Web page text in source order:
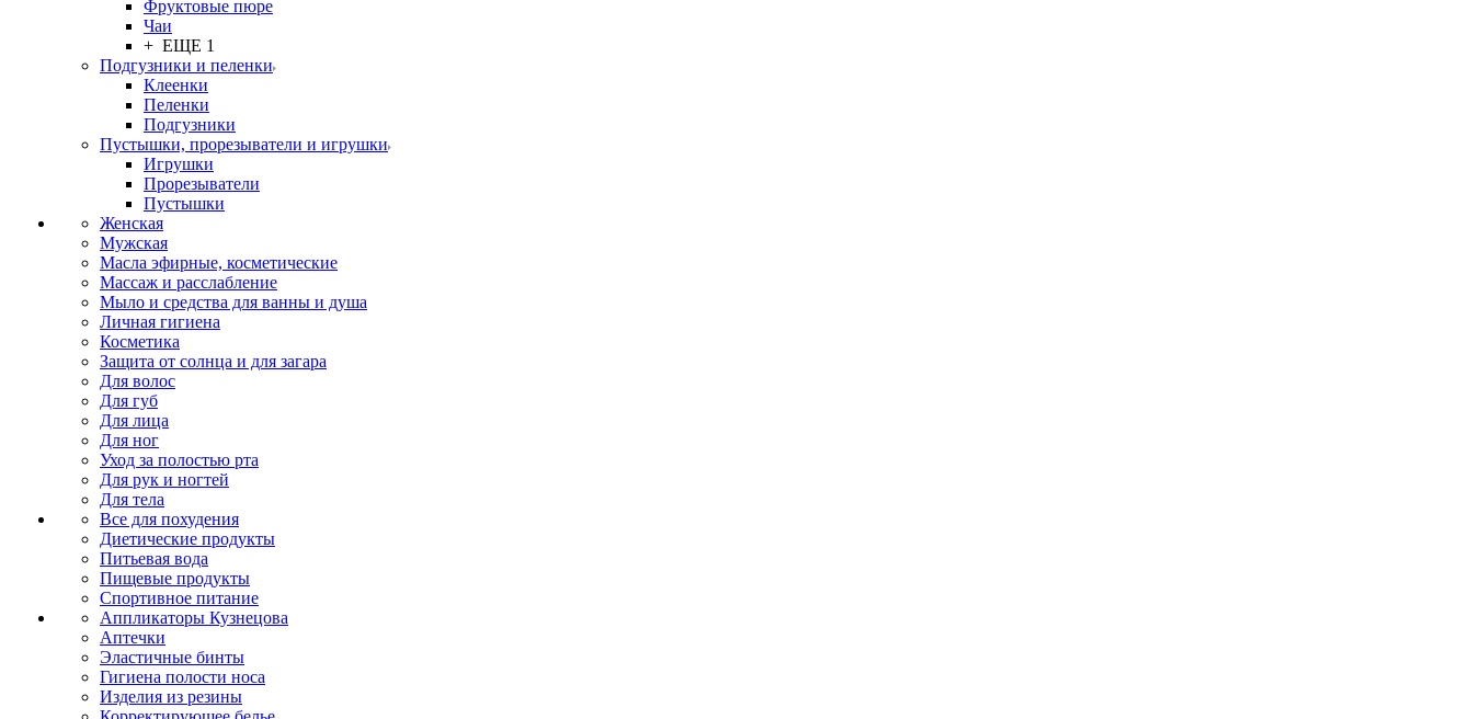
Фруктовые пюре
Чаи
+ ЕЩЕ 1
Подгузники и пеленки
Клеенки
Пеленки
Подгузники
Пустышки, прорезыватели и игрушки
Игрушки
Прорезыватели
Пустышки
Женская
Мужская
Масла эфирные, косметические
Массаж и расслабление
Мыло и средства для ванны и душа
Личная гигиена
Косметика
Защита от солнца и для загара
Для волос
Для губ
Для лица
Для ног
Уход за полостью рта
Для рук и ногтей
Для тела
Все для похудения
Диетические продукты
Питьевая вода
Пищевые продукты
Спортивное питание
Аппликаторы Кузнецова
Аптечки
Эластичные бинты
Гигиена полости носа
Изделия из резины